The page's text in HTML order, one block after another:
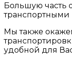
Большую часть
Мы также
удобной для